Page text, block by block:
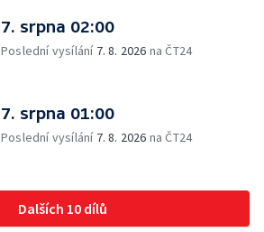
7. srpna 02:00
Poslední vysílání 7. 8. 2026 na ČT24
7. srpna 01:00
Poslední vysílání 7. 8. 2026 na ČT24
Dalších 10 dílů